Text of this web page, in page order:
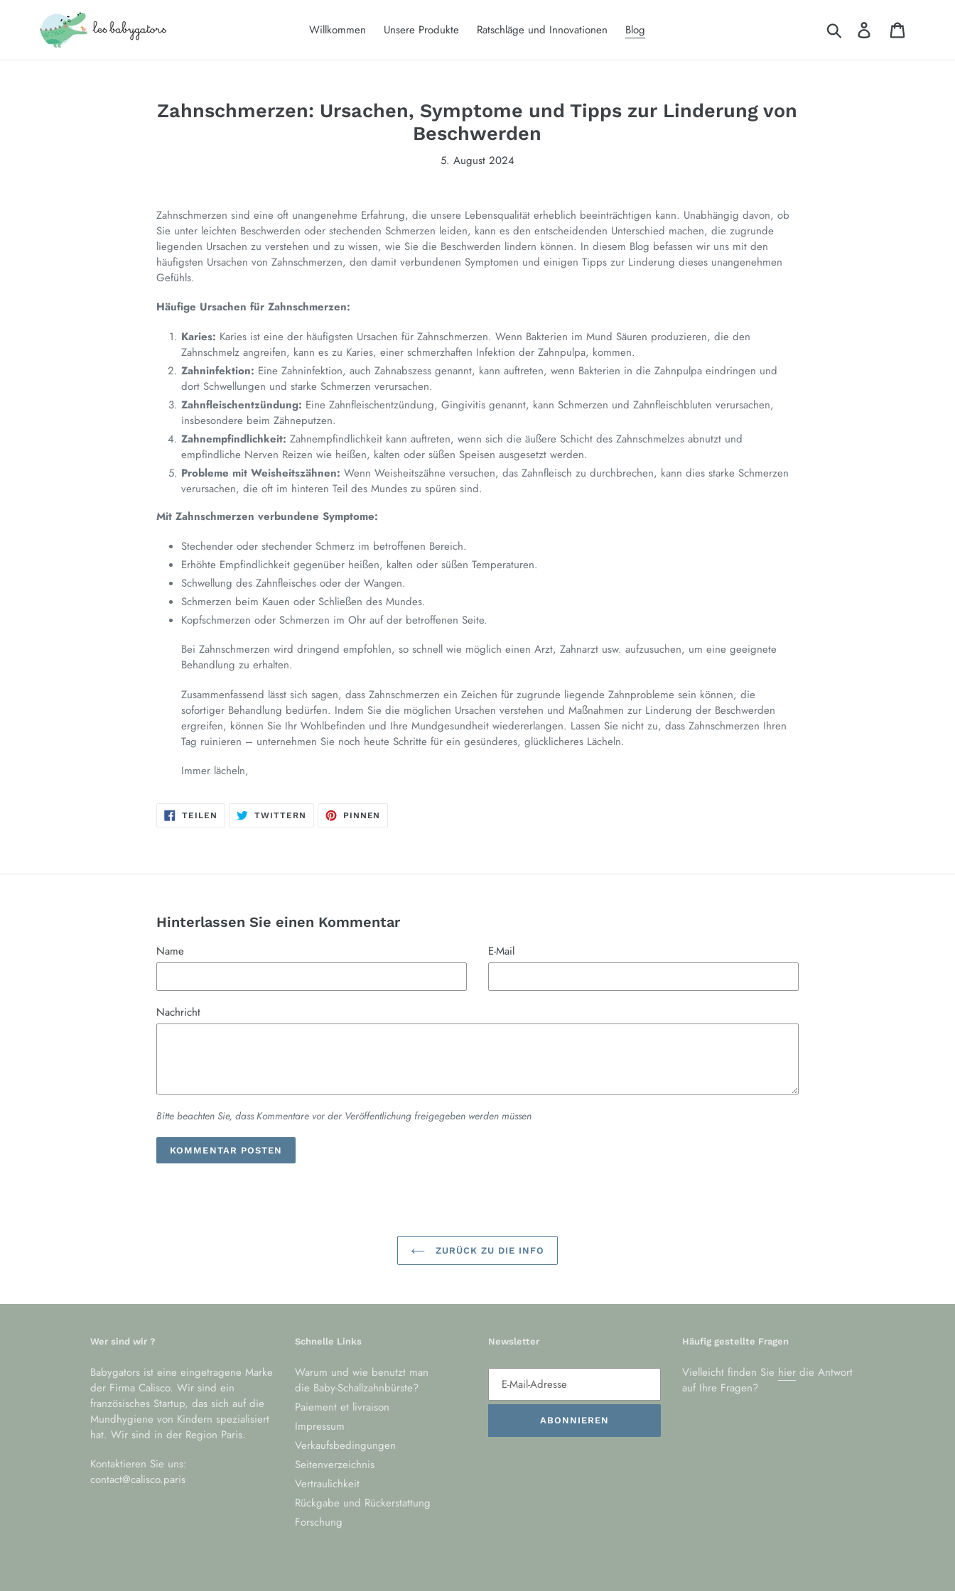
Willkommen Unsere Produkte Ratschläge und Innovationen Blog Suchen Einloggen
Zahnschmerzen: Ursachen, Symptome und Tipps zur Linderung von
Beschwerden
5. August 2024
Zahnschmerzen sind eine oft unangenehme Erfahrung, die unsere Lebensqualität erheblich beeinträchtigen kann. Unabhängig davon, ob
Sie unter leichten Beschwerden oder stechenden Schmerzen leiden, kann es den entscheidenden Unterschied machen, die zugrunde
liegenden Ursachen zu verstehen und zu wissen, wie Sie die Beschwerden lindern können. In diesem Blog befassen wir uns mit den
häufigsten Ursachen von Zahnschmerzen, den damit verbundenen Symptomen und einigen Tipps zur Linderung dieses unangenehmen
Gefühls.
Häufige Ursachen für Zahnschmerzen:
Karies: Karies ist eine der häufigsten Ursachen für Zahnschmerzen. Wenn Bakterien im Mund Säuren produzieren, die den
Zahnschmelz angreifen, kann es zu Karies, einer schmerzhaften Infektion der Zahnpulpa, kommen.
Zahninfektion: Eine Zahninfektion, auch Zahnabszess genannt, kann auftreten, wenn Bakterien in die Zahnpulpa eindringen und
dort Schwellungen und starke Schmerzen verursachen.
Zahnfleischentzündung: Eine Zahnfleischentzündung, Gingivitis genannt, kann Schmerzen und Zahnfleischbluten verursachen,
insbesondere beim Zähneputzen.
Zahnempfindlichkeit: Zahnempfindlichkeit kann auftreten, wenn sich die äußere Schicht des Zahnschmelzes abnutzt und
empfindliche Nerven Reizen wie heißen, kalten oder süßen Speisen ausgesetzt werden.
Probleme mit Weisheitszähnen: Wenn Weisheitszähne versuchen, das Zahnfleisch zu durchbrechen, kann dies starke Schmerzen
verursachen, die oft im hinteren Teil des Mundes zu spüren sind.
Mit Zahnschmerzen verbundene Symptome:
Stechender oder stechender Schmerz im betroffenen Bereich.
Erhöhte Empfindlichkeit gegenüber heißen, kalten oder süßen Temperaturen.
Schwellung des Zahnfleisches oder der Wangen.
Schmerzen beim Kauen oder Schließen des Mundes.
Kopfschmerzen oder Schmerzen im Ohr auf der betroffenen Seite.
Bei Zahnschmerzen wird dringend empfohlen, so schnell wie möglich einen Arzt, Zahnarzt usw. aufzusuchen, um eine geeignete
Behandlung zu erhalten.
Zusammenfassend lässt sich sagen, dass Zahnschmerzen ein Zeichen für zugrunde liegende Zahnprobleme sein können, die
sofortiger Behandlung bedürfen. Indem Sie die möglichen Ursachen verstehen und Maßnahmen zur Linderung der Beschwerden
ergreifen, können Sie Ihr Wohlbefinden und Ihre Mundgesundheit wiedererlangen. Lassen Sie nicht zu, dass Zahnschmerzen Ihren
Tag ruinieren – unternehmen Sie noch heute Schritte für ein gesünderes, glücklicheres Lächeln.
Immer lächeln,
TEILEN
FACEBOOK
TWITTERN
TWITTER
PINNEN
Hinterlassen Sie einen Kommentar
Name E-Mail
Nachricht
Bitte beachten Sie, dass Kommentare vor der Veröffentlichung freigegeben werden müssen
ZURÜCK ZU DIE INFO
Wer sind wir ?
Babygators ist eine eingetragene Marke
der Firma Calisco. Wir sind ein
französisches Startup, das sich auf die
Mundhygiene von Kindern spezialisiert
hat. Wir sind in der Region Paris.
Kontaktieren Sie uns:
contact@calisco.paris
Schnelle Links
Warum und wie benutzt man
die Baby-Schallzahnbürste?
Paiement et livraison
Impressum
Verkaufsbedingungen
Seitenverzeichnis
Vertraulichkeit
Rückgabe und Rückerstattung
Forschung
Newsletter
ABONNIEREN
Häufig gestellte Fragen
Vielleicht finden Sie hierdie Antwort
auf Ihre Fragen?